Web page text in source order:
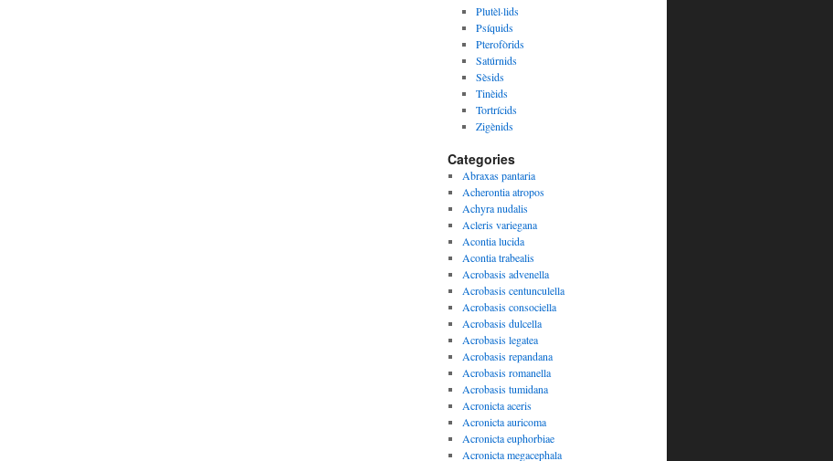
Plutèl·lids
Psíquids
Pterofòrids
Satúrnids
Sèsids
Tinèids
Tortrícids
Zigènids
Categories
Abraxas pantaria
Acherontia atropos
Achyra nudalis
Acleris variegana
Acontia lucida
Acontia trabealis
Acrobasis advenella
Acrobasis centunculella
Acrobasis consociella
Acrobasis dulcella
Acrobasis legatea
Acrobasis repandana
Acrobasis romanella
Acrobasis tumidana
Acronicta aceris
Acronicta auricoma
Acronicta euphorbiae
Acronicta megacephala